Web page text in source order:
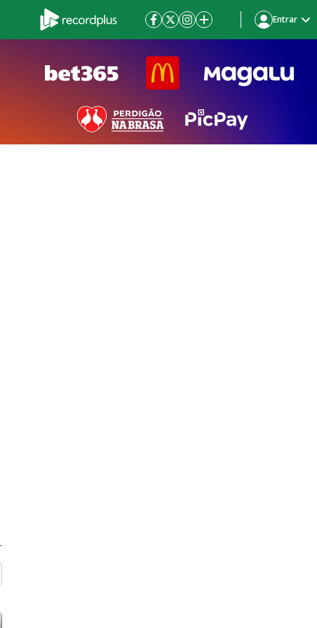
Entrar